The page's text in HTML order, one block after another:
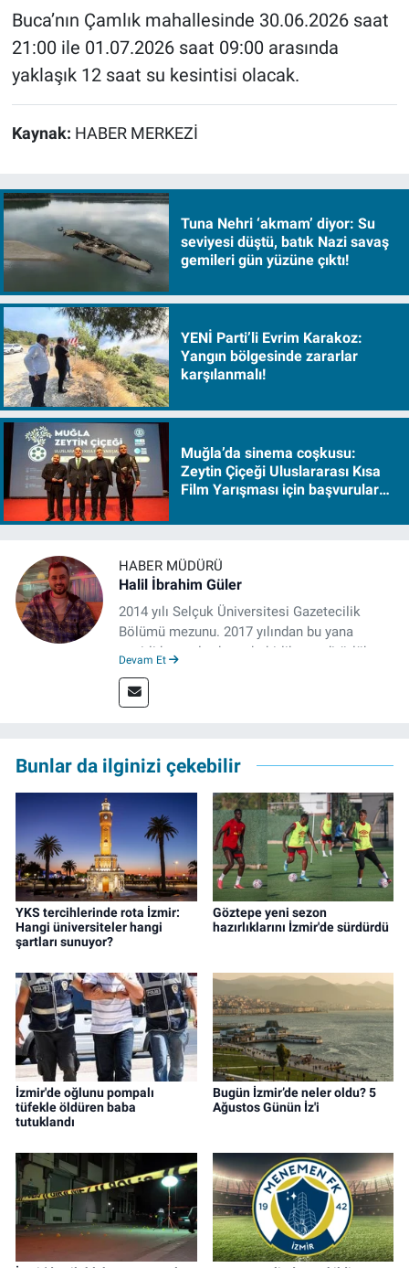
Buca’nın Çamlık mahallesinde 30.06.2026 saat
21:00 ile 01.07.2026 saat 09:00 arasında
yaklaşık 12 saat su kesintisi olacak.
Kaynak: HABER MERKEZİ
Tuna Nehri ‘akmam’ diyor: Su
seviyesi düştü, batık Nazi savaş
gemileri gün yüzüne çıktı!
YENİ Parti’li Evrim Karakoz:
Yangın bölgesinde zararlar
karşılanmalı!
Muğla’da sinema coşkusu:
Zeytin Çiçeği Uluslararası Kısa
Film Yarışması için başvurular
HABER MÜDÜRÜ
Halil İbrahim Güler
2014 yılı Selçuk Üniversitesi Gazetecilik
Bölümü mezunu. 2017 yılından bu yana
çeşitli kurumlarda muhabirlik ve editörlük
müdürü olarak devam ediyor.
Devam Et
Bunlar da ilginizi çekebilir
YKS tercihlerinde rota İzmir:
Hangi üniversiteler hangi
şartları sunuyor?
Göztepe yeni sezon
hazırlıklarını İzmir'de sürdürdü
İzmir'de oğlunu pompalı
tüfekle öldüren baba
tutuklandı
Bugün İzmir’de neler oldu? 5
Ağustos Günün İz'i